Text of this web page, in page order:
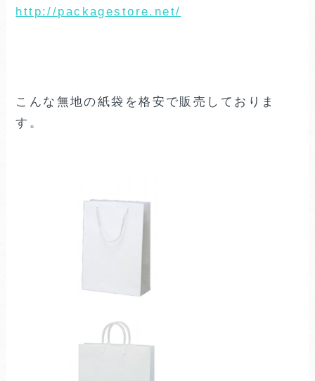
http://packagestore.net/
こんな無地の紙袋を格安で販売しておりま
す。